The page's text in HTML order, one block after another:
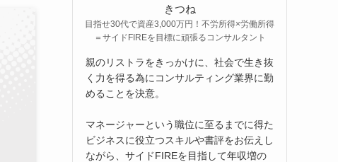
きつね
目指せ30代で資産3,000万円！不労所得×労働所得
＝サイドFIREを目標に頑張るコンサルタント
親のリストラをきっかけに、社会で生き抜
く力を得る為にコンサルティング業界に勤
めることを決意。
マネージャーという職位に至るまでに得た
ビジネスに役立つスキルや書評をお伝えし
ながら、サイドFIREを目指して年収増の